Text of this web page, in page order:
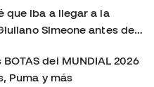
es/categoria/botas-de-
para no
y reviews de las
que iba a llegar a la
Simeone antes de
BOTAS del MUNDIAL 2026
Puma y más